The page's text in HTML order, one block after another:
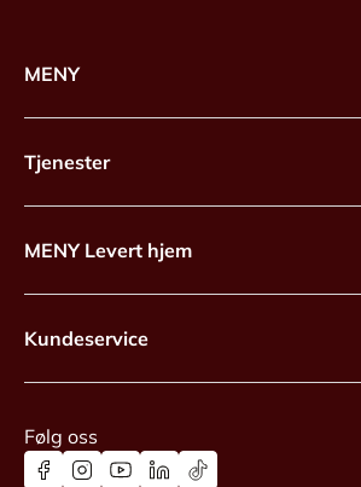
MENY
Tjenester
MENY Levert hjem
Kundeservice
Følg oss